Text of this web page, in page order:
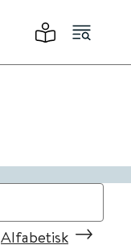
Alfabetisk